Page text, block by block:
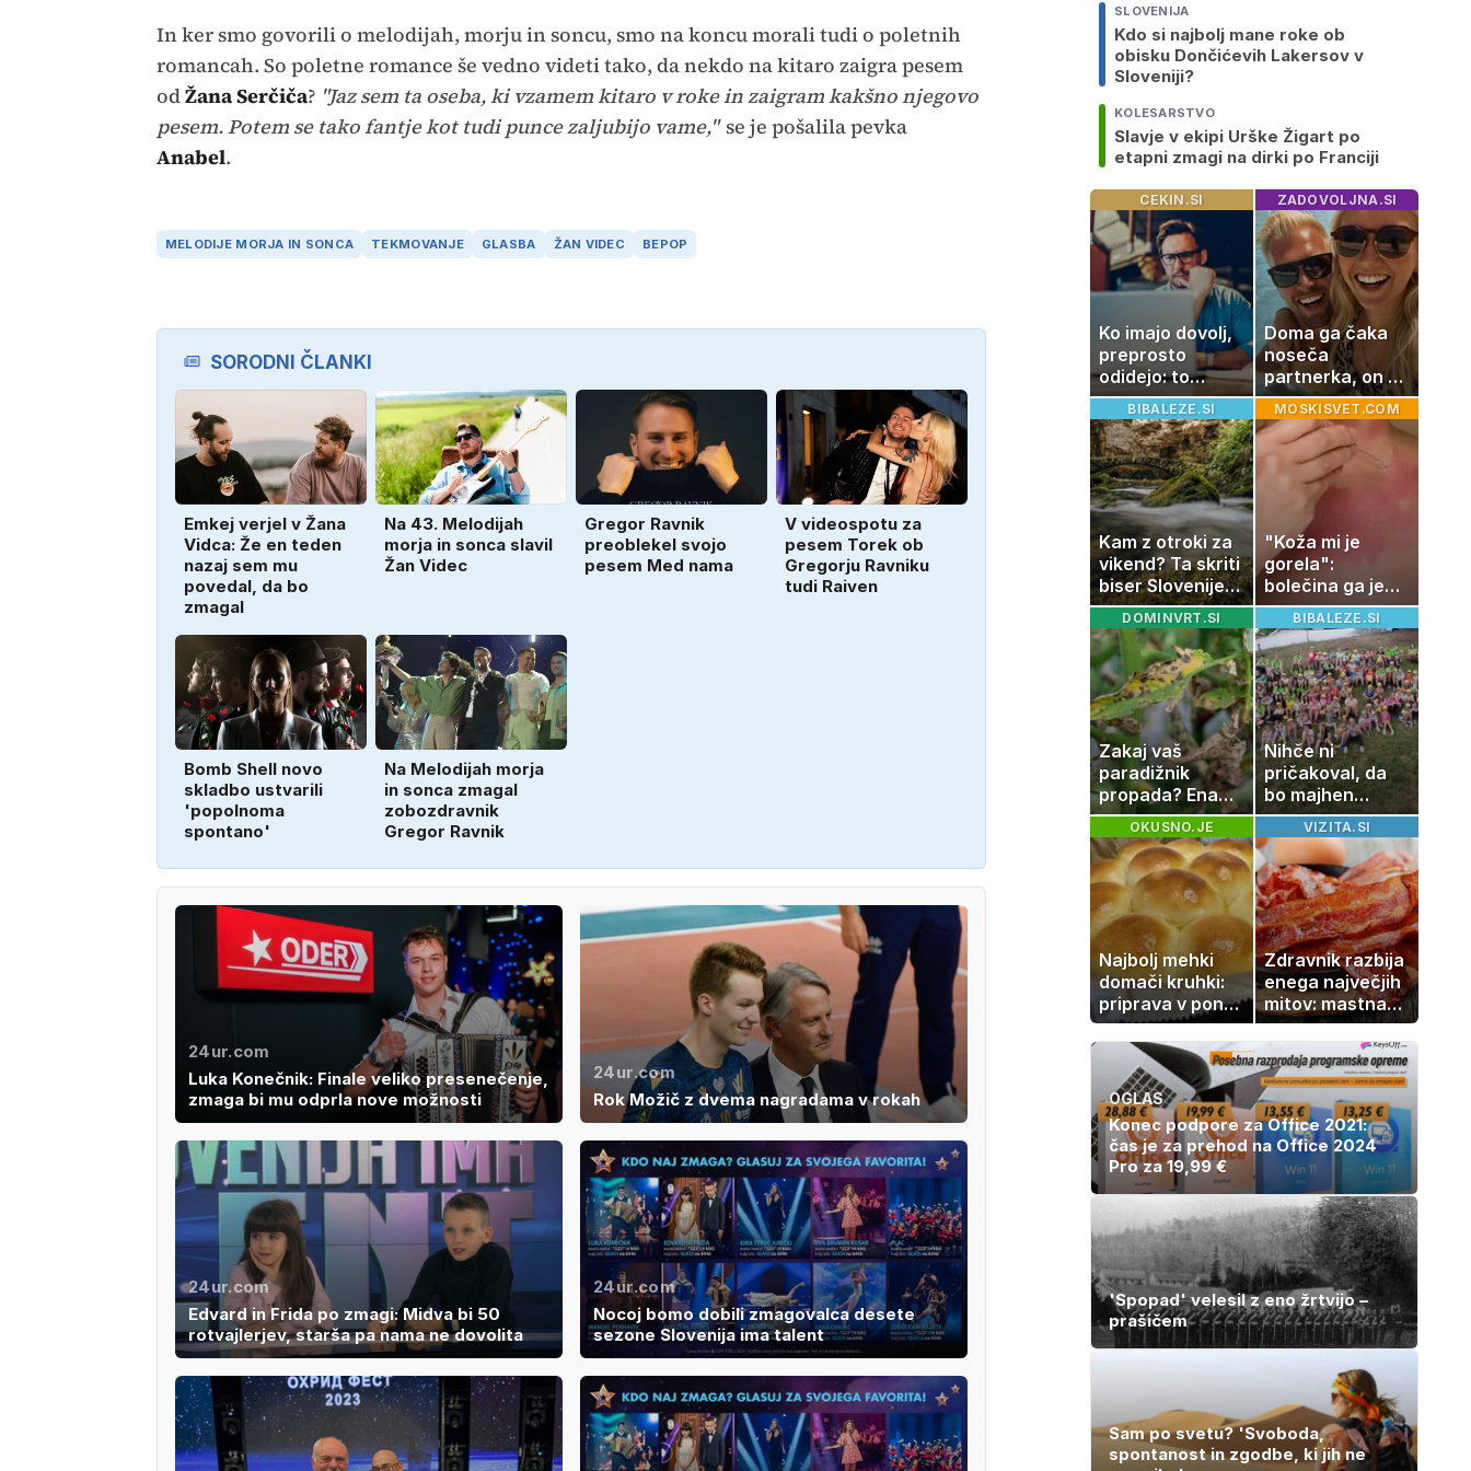
In ker smo govorili o melodijah, morju in soncu, smo na koncu morali tudi o poletnih
romancah. So poletne romance še vedno videti tako, da nekdo na kitaro zaigra pesem
odŽana Serčiča? "Jaz sem ta oseba, ki vzamem kitaro v roke in zaigram kakšno njegovo
pesem. Potem se tako fantje kot tudi punce zaljubijo vame,"se je pošalila pevka
Anabel.
MELODIJE MORJA IN SONCA TEKMOVANJE GLASBA ŽAN VIDEC BEPOP
SORODNI ČLANKI
Emkej verjel v Žana
Vidca: Že en teden
nazaj sem mu
povedal, da bo
zmagal
Na 43. Melodijah
morja in sonca slavil
Žan Videc
Gregor Ravnik
preoblekel svojo
pesem Med nama
V videospotu za
pesem Torek ob
Gregorju Ravniku
tudi Raiven
Bomb Shell novo
skladbo ustvarili
'popolnoma
spontano'
Na Melodijah morja
in sonca zmagal
zobozdravnik
Gregor Ravnik
24ur.com
Luka Konečnik: Finale veliko presenečenje,
zmaga bi mu odprla nove možnosti
24ur.com
Rok Možič z dvema nagradama v rokah
24ur.com
Edvard in Frida po zmagi: Midva bi 50
rotvajlerjev, starša pa nama ne dovolita
24ur.com
Nocoj bomo dobili zmagovalca desete
sezone Slovenija ima talent
SLOVENIJA
Kdo si najbolj mane roke ob
obisku Dončićevih Lakersov v
Sloveniji?
KOLESARSTVO
Slavje v ekipi Urške Žigart po
etapni zmagi na dirki po Franciji
CEKIN.SI
Ko imajo dovolj,
preprosto
odidejo: to
znamenje
najpogosteje da
odpoved
ZADOVOLJNA.SI
Doma ga čaka
noseča
partnerka, on pa
dopustuje z
drugo
BIBALEZE.SI
Kam z otroki za
vikend? Ta skriti
biser Slovenije
izgleda kot iz
pravljice
MOSKISVET.COM
"Koža mi je
gorela":
bolečina ga je
priklenila na
posteljo
DOMINVRT.SI
Zakaj vaš
paradižnik
propada? Ena
napaka lahko
uniči rastline –
tako jih rešite
BIBALEZE.SI
Nihče ni
pričakoval, da
bo majhen
projekt postal
ena najlepših
zgodb Zasavja
OKUSNO.JE
Najbolj mehki
domači kruhki:
priprava v ponvi
je trik za popoln
rezultat
VIZITA.SI
Zdravnik razbija
enega največjih
mitov: mastna
jetra ne
nastanejo
zaradi slanine,
temveč zaradi
živila, ki ga
imamo vsi radi
OGLAS
Konec podpore za Office 2021:
čas je za prehod na Office 2024
Pro za 19,99 €
'Spopad' velesil z eno žrtvijo –
prašičem
Sam po svetu? 'Svoboda,
spontanost in zgodbe, ki jih ne